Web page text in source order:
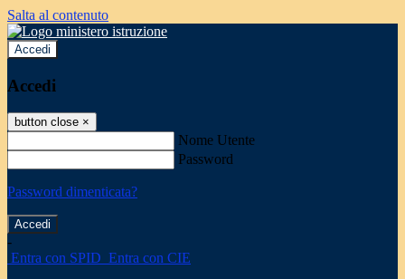
Salta al contenuto
Accedi
Accedi
button close ×
Nome Utente
Password
Password dimenticata?
-
Entra con SPID Entra con CIE